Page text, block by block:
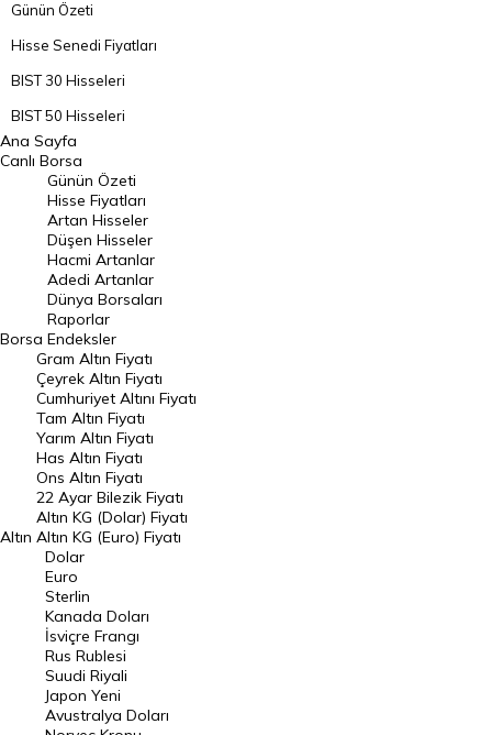
Günün Özeti
Hisse Senedi Fiyatları
BIST 30 Hisseleri
BIST 50 Hisseleri
BIST 100 Hisseleri
En Çok Artan Hisseler
En Çok Düşen Hisseler
Hacmi Artanlar
Geçmiş Kapanışlar
Dünya Borsaları
Raporlar
Endeksler
DÖVİZ
Döviz Kuru
Dolar Kuru
Euro Kuru
Pound Kuru
Frank Kuru
Riyal Kuru
Avustralya Doları
Danimarka Kronu Kuru
Ana Sayfa
Canlı Borsa
Borsa
Günün Özeti
Hisse Fiyatları
Artan Hisseler
Düşen Hisseler
Hacmi Artanlar
Adedi Artanlar
Dünya Borsaları
Raporlar
Endeksler
Altın
Gram Altın Fiyatı
Çeyrek Altın Fiyatı
Cumhuriyet Altını Fiyatı
Tam Altın Fiyatı
Yarım Altın Fiyatı
Has Altın Fiyatı
Ons Altın Fiyatı
22 Ayar Bilezik Fiyatı
Altın KG (Dolar) Fiyatı
Altın KG (Euro) Fiyatı
Dolar
Euro
Sterlin
Kanada Doları
İsviçre Frangı
Rus Rublesi
Suudi Riyali
Japon Yeni
Avustralya Doları